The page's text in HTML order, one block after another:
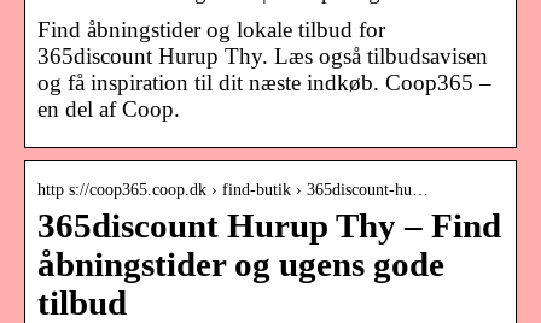
Find åbningstider og lokale tilbud for
365discount Hurup Thy. Læs også tilbudsavisen
og få inspiration til dit næste indkøb. Coop365 –
en del af Coop.
http s://coop365.coop.dk › find-butik › 365discount-hu…
365discount Hurup Thy – Find
åbningstider og ugens gode
tilbud